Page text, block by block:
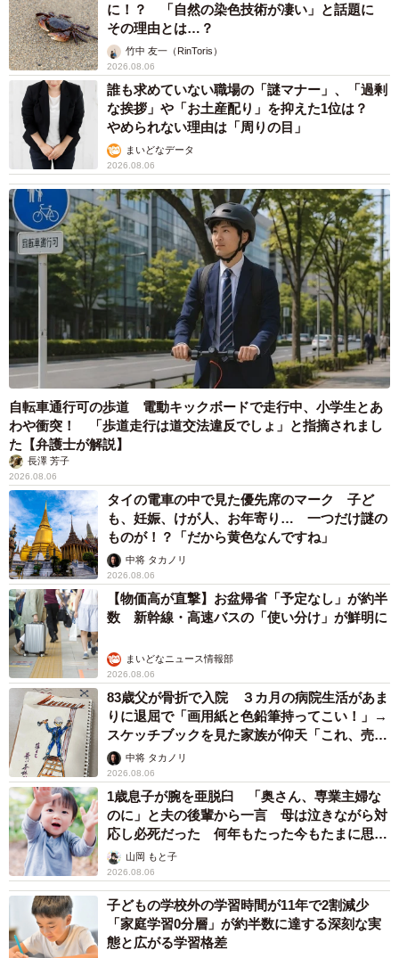
無理なく働ける環境づくりや、経験を活かせる役割設計が
求められています。熟練人材が長く活躍できる環境を整え
ることは、人材定着だけでなく、技術継承の観点からも重
要になるでしょう」と述べています。
に！？ 「自然の染色技術が凄い」と話題に
その理由とは…？
竹中 友一（RinToris）
2026.08.06
誰も求めていない職場の「謎マナー」、「過剰
な挨拶」や「お土産配り」を抑えた1位は？
やめられない理由は「周りの目」
まいどなデータ
2026.08.06
自転車通行可の歩道 電動キックボードで走行中、小学生とあ
わや衝突！ 「歩道走行は道交法違反でしょ」と指摘されまし
た【弁護士が解説】
長澤 芳子
2026.08.06
タイの電車の中で見た優先席のマーク 子ど
も、妊娠、けが人、お年寄り… 一つだけ謎の
ものが！？「だから黄色なんですね」
中将 タカノリ
2026.08.06
【物価高が直撃】お盆帰省「予定なし」が約半
数 新幹線・高速バスの「使い分け」が鮮明に
まいどなニュース情報部
2026.08.06
83歳父が骨折で入院 ３カ月の病院生活があま
りに退屈で「画用紙と色鉛筆持ってこい！」→
スケッチブックを見た家族が仰天「これ、売れ
ますよ…」
中将 タカノリ
2026.08.06
1歳息子が腕を亜脱臼 「奥さん、専業主婦な
のに」と夫の後輩から一言 母は泣きながら対
応し必死だった 何年もたった今もたまに思い
出し…山岡 もと子
2026.08.06
子どもの学校外の学習時間が11年で2割減少
「家庭学習0分層」が約半数に達する深刻な実
態と広がる学習格差